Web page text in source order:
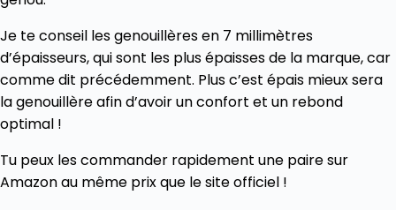
Je te conseil les genouillères en 7 millimètres
d’épaisseurs, qui sont les plus épaisses de la marque, car
comme dit précédemment. Plus c’est épais mieux sera
la genouillère afin d’avoir un confort et un rebond
optimal !
Tu peux les commander rapidement une paire sur
Amazon au même prix que le site officiel !